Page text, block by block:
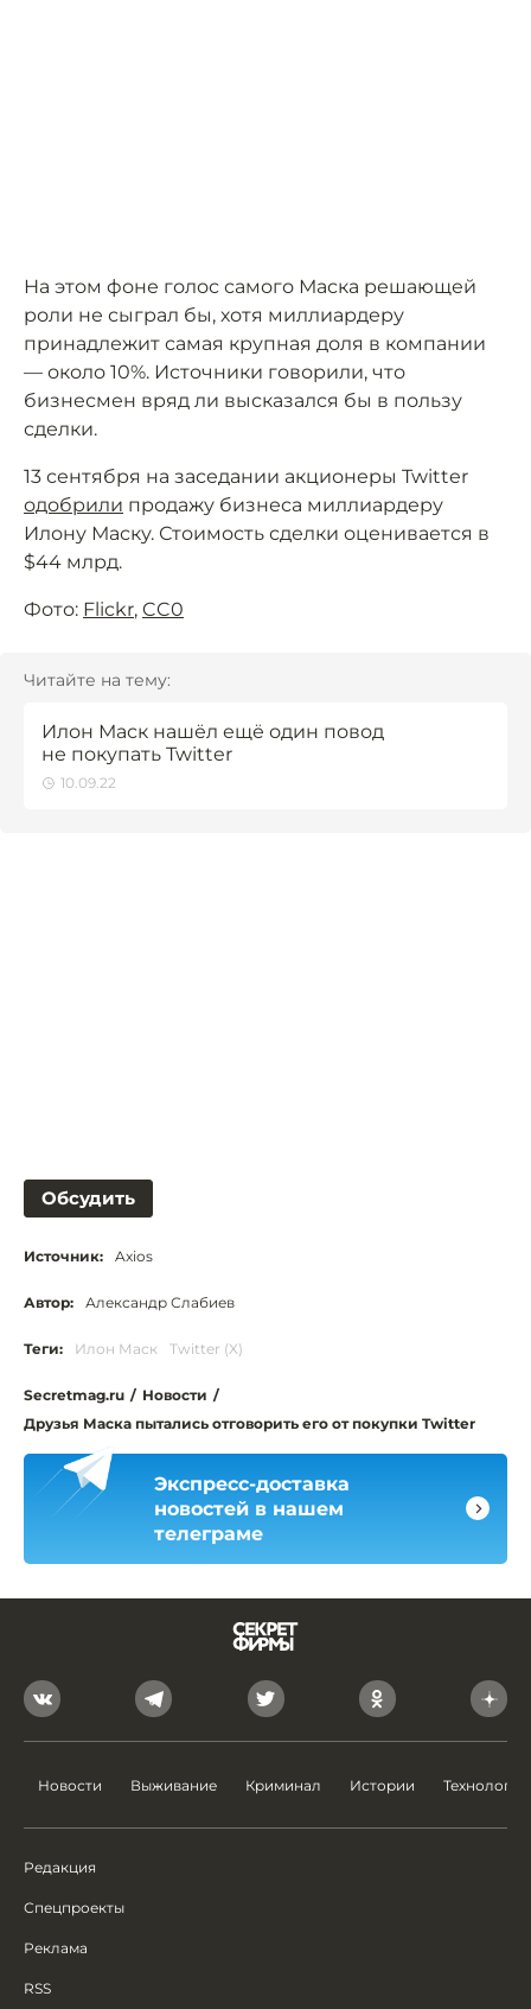
На этом фоне голос самого Маска решающей
роли не сыграл бы, хотя миллиардеру
принадлежит самая крупная доля в компании
— около 10%. Источники говорили, что
бизнесмен вряд ли высказался бы в пользу
сделки.
13 сентября на заседании акционеры Twitter
одобрили продажу бизнеса миллиардеру
Илону Маску. Стоимость сделки оценивается в
$44 млрд.
Фото: Flickr, CC0
Читайте на тему:
Илон Маск нашёл ещё один повод
не покупать Twitter
10.09.22
Обсудить
Источник: Axios
Автор: Александр Слабиев
Теги: Илон Маск Twitter (X)
Secretmag.ru / Новости /
Друзья Маска пытались отговорить его от покупки Twitter
Экспресс-доставка
новостей в нашем
телеграме
Новости Выживание Криминал Истории Технологии
Редакция
Спецпроекты
Реклама
RSS